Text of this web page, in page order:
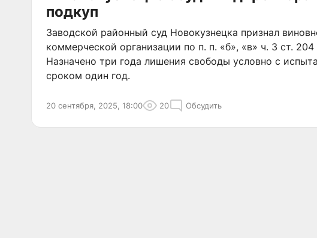
подкуп
Заводской районный суд Новокузнецка признал
коммерческой организации по п. п. «б», «в» ч. 3 ст.
Назначено три года лишения свободы условно с
сроком один год.
20 сентября, 2025, 18:00 20 Обсудить